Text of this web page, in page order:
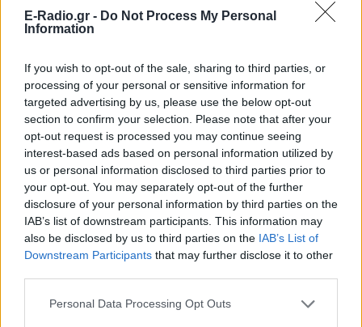
E-Radio.gr - Do Not Process My Personal
Information
If you wish to opt-out of the sale, sharing to third parties, or
processing of your personal or sensitive information for
targeted advertising by us, please use the below opt-out
section to confirm your selection. Please note that after your
opt-out request is processed you may continue seeing
interest-based ads based on personal information utilized by
us or personal information disclosed to third parties prior to
your opt-out. You may separately opt-out of the further
disclosure of your personal information by third parties on the
IAB’s list of downstream participants. This information may
also be disclosed by us to third parties on the IAB’s List of
Downstream Participants that may further disclose it to other
Personal Data Processing Opt Outs
Δεν είναι η πρώτη φορά που η Στέφανι Φραπάρ θα
γράψει ιστορία
TV ΣΕΙΡΈΣ
Μουντιάλ 2022: Η μίνι σειρά με όλο το
Η έρευνες, οι αποδείξεις και το αποτέλεσμα